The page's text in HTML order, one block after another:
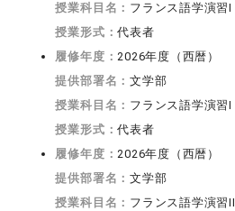
授業科目名： フランス語学演習I
授業形式：代表者
履修年度：2026年度（西暦）
提供部署名：文学部
授業科目名： フランス語学演習I
授業形式：代表者
履修年度：2026年度（西暦）
提供部署名：文学部
授業科目名： フランス語学演習II